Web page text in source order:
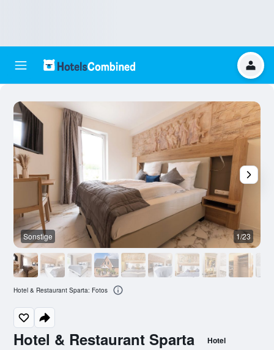
Hotel & Restaurant Sparta Hotel
Sonstige 1/23
Hotel & Restaurant Sparta: Fotos